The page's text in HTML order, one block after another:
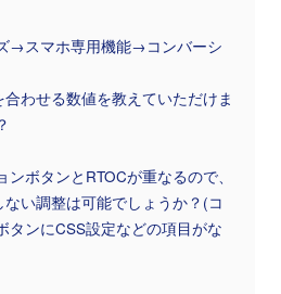
→スマホ専用機能→コンバーシ
合わせる数値を教えていただけま
ンボタンとRTOCが重なるので、
ない調整は可能でしょうか？(コ
タンにCSS設定などの項目がな